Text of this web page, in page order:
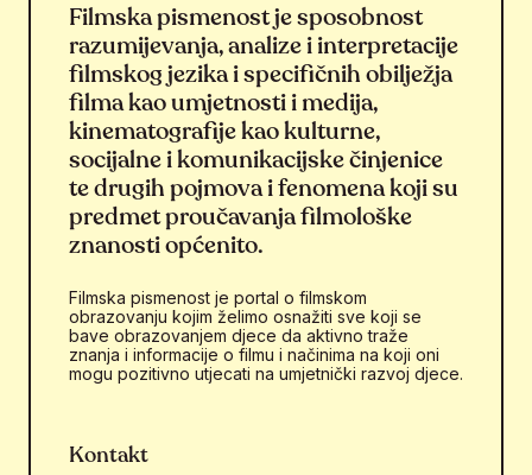
Filmska pismenost je sposobnost
razumijevanja, analize i interpretacije
filmskog jezika i specifičnih obilježja
filma kao umjetnosti i medija,
kinematografije kao kulturne,
socijalne i komunikacijske činjenice
te drugih pojmova i fenomena koji su
predmet proučavanja filmološke
znanosti općenito.
Filmska pismenost je portal o filmskom
obrazovanju kojim želimo osnažiti sve koji se
bave obrazovanjem djece da aktivno traže
znanja i informacije o filmu i načinima na koji oni
mogu pozitivno utjecati na umjetnički razvoj djece.
Kontakt